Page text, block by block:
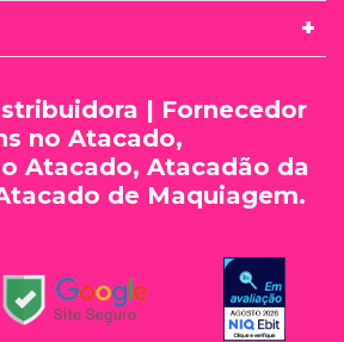
| Fornecedor
no Atacado,
Atacado, Atacadão da
de Maquiagem.